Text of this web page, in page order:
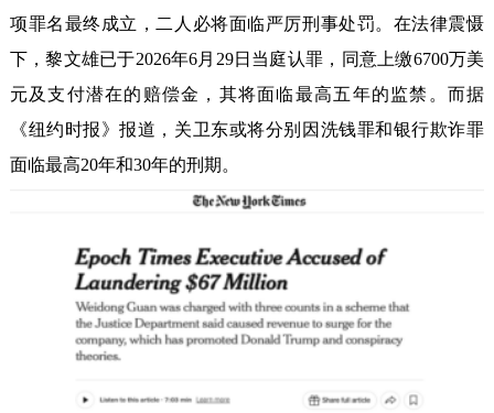
项罪名最终成立，二人必将面临严厉刑事处罚。在法律震慑
下，黎文雄已于2026年6月29日当庭认罪，同意上缴6700万美
元及支付潜在的赔偿金，其将面临最高五年的监禁。而据
《纽约时报》报道，关卫东或将分别因洗钱罪和银行欺诈罪
面临最高20年和30年的刑期。